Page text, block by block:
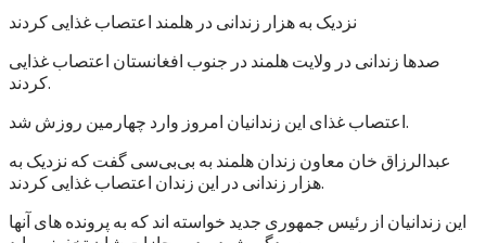
نزدیک به هزار زندانی در هلمند اعتصاب غذایی کردند
صدها زندانی در ولایت هلمند در جنوب افغانستان اعتصاب غذایی
کردند.
اعتصاب غذای این زندانیان امروز وارد چهارمین روزش شد.
عبدالرزاق خان معاون زندان هلمند به بی‌بی‌سی گفت که نزدیک به
هزار زندانی در این زندان اعتصاب غذایی کردند.
این زندانیان از رئیس جمهوری جدید خواسته اند که به پرونده های آنها